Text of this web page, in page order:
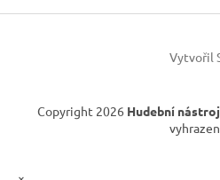
k
v
i
s
u
í
Vytvořil
Copyright 2026 Hudební